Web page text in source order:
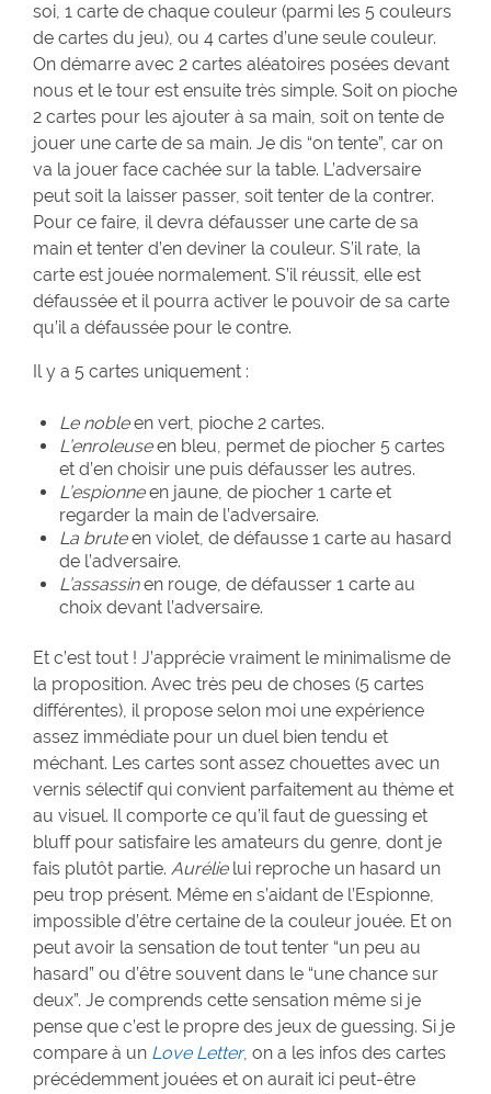
soi, 1 carte de chaque couleur (parmi les 5 couleurs
de cartes du jeu), ou 4 cartes d’une seule couleur.
On démarre avec 2 cartes aléatoires posées devant
nous et le tour est ensuite très simple. Soit on pioche
2 cartes pour les ajouter à sa main, soit on tente de
jouer une carte de sa main. Je dis “on tente”, car on
va la jouer face cachée sur la table. L’adversaire
peut soit la laisser passer, soit tenter de la contrer.
Pour ce faire, il devra défausser une carte de sa
main et tenter d’en deviner la couleur. S’il rate, la
carte est jouée normalement. S’il réussit, elle est
défaussée et il pourra activer le pouvoir de sa carte
qu’il a défaussée pour le contre.
Il y a 5 cartes uniquement :
Le nobleen vert, pioche 2 cartes.
L’enroleuseen bleu, permet de piocher 5 cartes
et d’en choisir une puis défausser les autres.
L’espionneen jaune, de piocher 1 carte et
regarder la main de l’adversaire.
La bruteen violet, de défausse 1 carte au hasard
de l’adversaire.
L’assassinen rouge, de défausser 1 carte au
choix devant l’adversaire.
Et c’est tout ! J’apprécie vraiment le minimalisme de
la proposition. Avec très peu de choses (5 cartes
différentes), il propose selon moi une expérience
assez immédiate pour un duel bien tendu et
méchant. Les cartes sont assez chouettes avec un
vernis sélectif qui convient parfaitement au thème et
au visuel. Il comporte ce qu’il faut de guessing et
bluff pour satisfaire les amateurs du genre, dont je
fais plutôt partie. Aurélielui reproche un hasard un
peu trop présent. Même en s’aidant de l’Espionne,
impossible d’être certaine de la couleur jouée. Et on
peut avoir la sensation de tout tenter “un peu au
hasard” ou d’être souvent dans le “une chance sur
deux”. Je comprends cette sensation même si je
pense que c’est le propre des jeux de guessing. Si je
compare à un Love Letter, on a les infos des cartes
précédemment jouées et on aurait ici peut-être